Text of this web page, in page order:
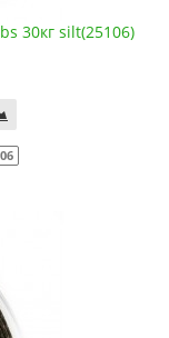
30кг silt(25106)